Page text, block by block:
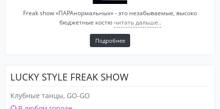
Freak show «ПАРАнормальных» - это незабываемые, высоко
бюджетные костю читать дальше..
Подробнее
LUCKY STYLE FREAK SHOW
Клубные танцы, GO-GO